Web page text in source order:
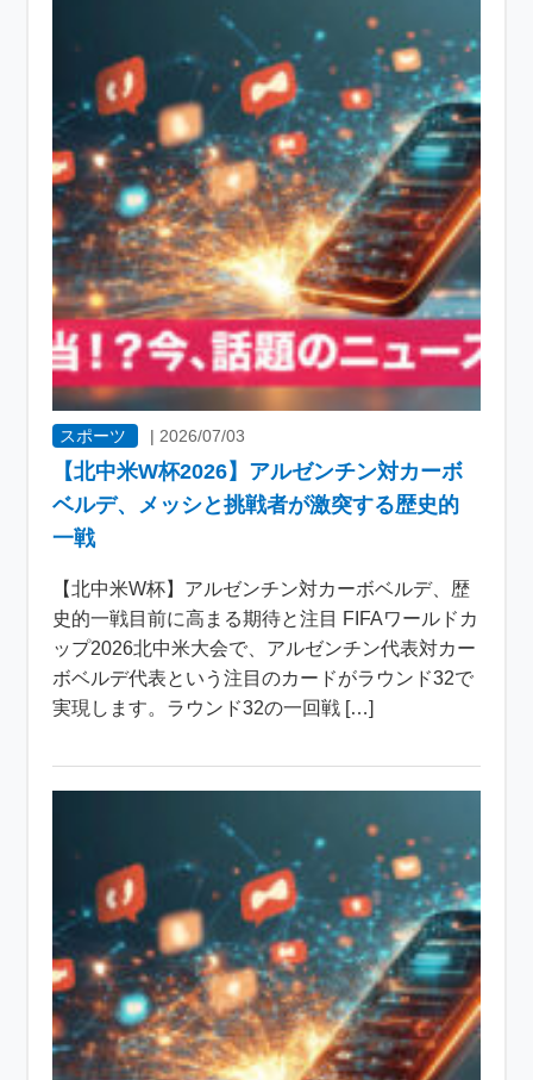
スポーツ |2026/07/03
【北中米W杯2026】アルゼンチン対カーボ
ベルデ、メッシと挑戦者が激突する歴史的
一戦
【北中米W杯】アルゼンチン対カーボベルデ、歴
史的一戦目前に高まる期待と注目 FIFAワールドカ
ップ2026北中米大会で、アルゼンチン代表対カー
ボベルデ代表という注目のカードがラウンド32で
実現します。ラウンド32の一回戦 […]